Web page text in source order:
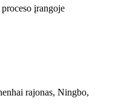
įrangoje
rajonas, Ningbo,